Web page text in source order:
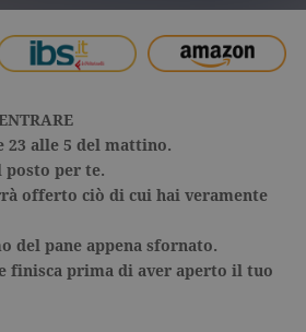
23 alle 5 del mattino.
posto per te.
offerto ciò di cui hai veramente
del pane appena sfornato.
finisca prima di aver aperto il tuo